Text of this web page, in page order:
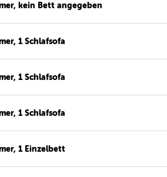
kein Bett angegeben
1 Schlafsofa
1 Schlafsofa
1 Schlafsofa
1 Einzelbett